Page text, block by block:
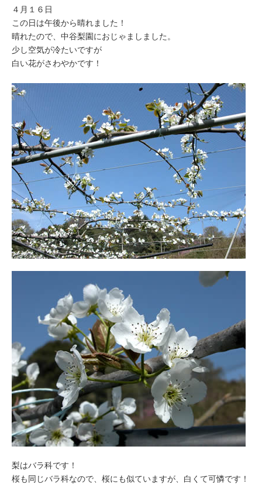
４月１６日
この日は午後から晴れました！
晴れたので、中谷梨園におじゃましました。
少し空気が冷たいですが
白い花がさわやかです！
梨はバラ科です！
桜も同じバラ科なので、桜にも似ていますが、白くて可憐です！